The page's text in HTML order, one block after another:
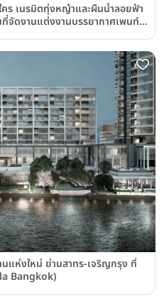
ร เนรมิตทุ่งหญ้าและผืนน้ำลอยฟ้า
จัดงานแต่งงานบรรยากาศเพนท์
ห่งใหม่ ย่านสาทร-เจริญกรุง ที่
Bangkok)